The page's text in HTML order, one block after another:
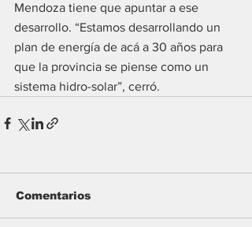
Mendoza tiene que apuntar a ese
desarrollo. “Estamos desarrollando un
plan de energía de acá a 30 años para
que la provincia se piense como un
sistema hidro-solar”, cerró.
Comentarios